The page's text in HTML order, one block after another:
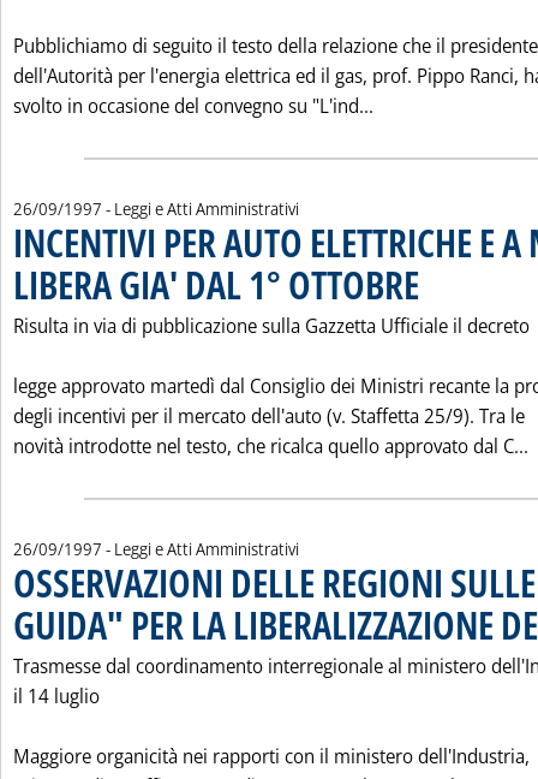
Pubblichiamo di seguito il testo della relazione che il presidente
dell'Autorità per l'energia elettrica ed il gas, prof. Pippo Ranci,
svolto in occasione del convegno su "L'ind...
26/09/1997 - Leggi e Atti Amministrativi
INCENTIVI PER AUTO ELETTRICHE E
LIBERA GIA' DAL 1° OTTOBRE
Risulta in via di pubblicazione sulla Gazzetta Ufficiale il decreto
legge approvato martedì dal Consiglio dei Ministri recante la
degli incentivi per il mercato dell'auto (v. Staffetta 25/9). Tra le
novità introdotte nel testo, che ricalca quello approvato dal C...
26/09/1997 - Leggi e Atti Amministrativi
OSSERVAZIONI DELLE REGIONI
GUIDA" PER LA LIBERALIZZAZIONE
Trasmesse dal coordinamento interregionale al ministero
il 14 luglio
Maggiore organicità nei rapporti con il ministero dell'Industria,